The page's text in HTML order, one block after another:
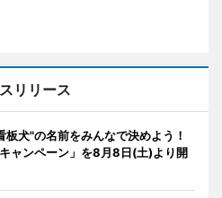
リリース
犬"の名前をみんなで決めよう！
ャンペーン」を8月8日(土)より開